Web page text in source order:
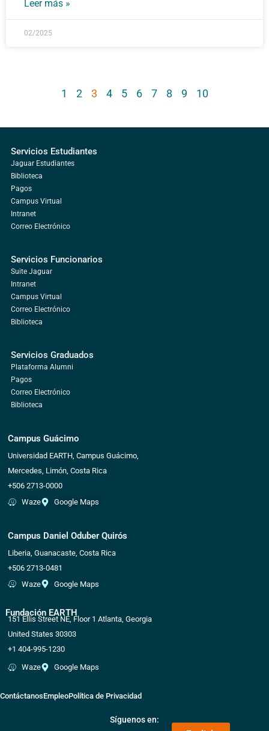
Leer más »
02/2025
1 2 3 4 5 6 7 8 9 10
Servicios Estudiantes
Jaguar Estudiantes
Biblioteca
Pagos
Campus Virtual
Intranet
Correo Electrónico
Servicios Funcionarios
Suite Jaguar
Intranet
Campus Virtual
Correo Electrónico
Biblioteca
Servicios Graduados
Plataforma Alumni
Pagos
Correo Electrónico
Biblioteca
Campus Guácimo
Universidad EARTH, Campus Guácimo,
Mercedes, Limón, Costa Rica
+506 2713-0000
Waze
Google Maps
Campus Daniel Oduber Quirós
Liberia, Guanacaste, Costa Rica
+506 2713-0481
Waze
Google Maps
Fundación EARTH
151 Ellis Street NE, Floor 1 Atlanta, Georgia
United States 30303
+1 404-995-1230
Waze
Google Maps
ContáctanosEmpleoPolítica de Privacidad
Síguenos en: